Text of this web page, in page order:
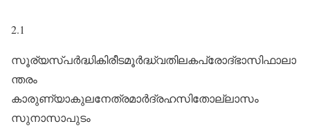
2.1
സൂര്യസ്പർദ്ധികിരീടമൂർദ്ധ്വതിലകപ്രോദ്‌ഭാസിഫാലാ
ന്തരം
കാരുണ്യാകുലനേത്രമാർദ്രഹസിതോല്ലാസം
സുനാസാപുടം